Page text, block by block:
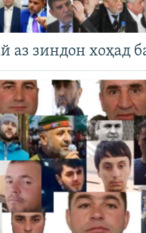
аз зиндон хоҳад